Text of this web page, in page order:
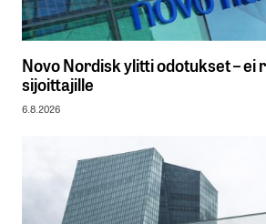
Novo Nordisk ylitti odotukset – ei
sijoittajille
6.8.2026